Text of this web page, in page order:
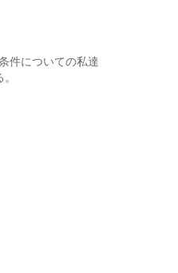
件についての私達